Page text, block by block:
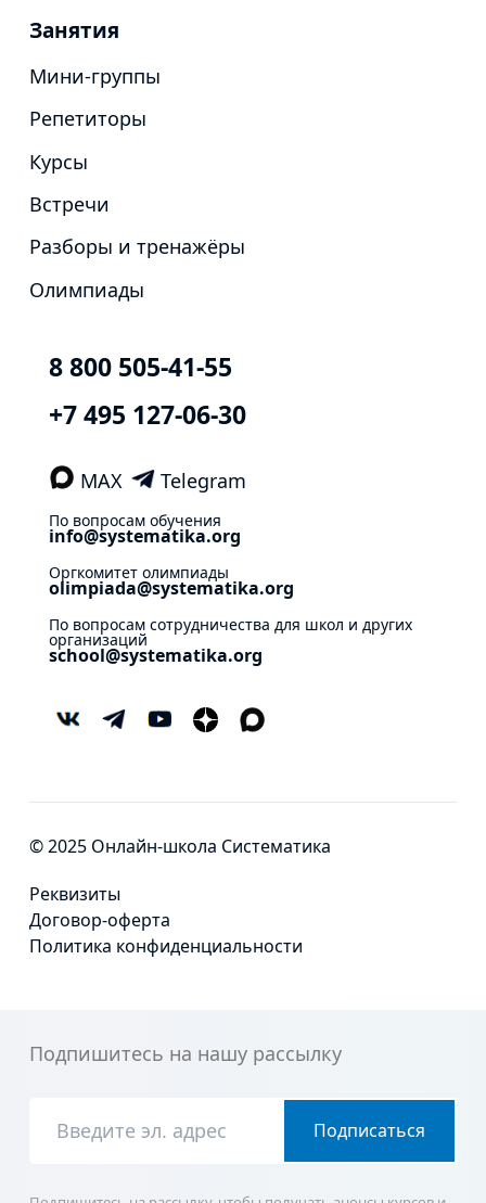
Занятия
Мини-группы
Репетиторы
Курсы
Встречи
Разборы и тренажёры
Олимпиады
8 800 505-41-55
+7 495 127-06-30
MAX Telegram
По вопросам обучения
info@systematika.org
Оргкомитет олимпиады
olimpiada@systematika.org
По вопросам сотрудничества для школ и других
организаций
school@systematika.org
© 2025 Онлайн-школа Систематика
Реквизиты
Договор-оферта
Политика конфиденциальности
Подпишитесь на нашу рассылку
Подписаться